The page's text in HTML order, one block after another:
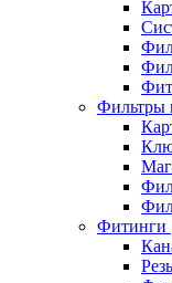
Фильтры
Фитинги